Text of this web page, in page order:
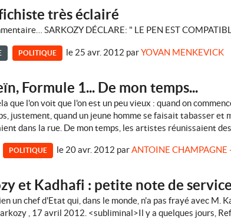
très éclairé
SARKOZY DÉCLARE: " LE PEN EST
POLITIQUE le 25 avr. 2012 parYOVAN MENKEVICK
Formule 1... De mon temps...
que l'on voit que l'on est un peu vieux : quand on
justement, quand un jeune homme se faisait tabasser
dans la rue. De mon temps, les artistes réunissaient
POLITIQUE le 20 avr. 2012 parANTOINE CHAMPAGNE
et Kadhafi : petite note de
un chef d'Etat qui, dans le monde, n'a pas frayé avec
, 17 avril 2012. <subliminal>Il y a quelques jours,